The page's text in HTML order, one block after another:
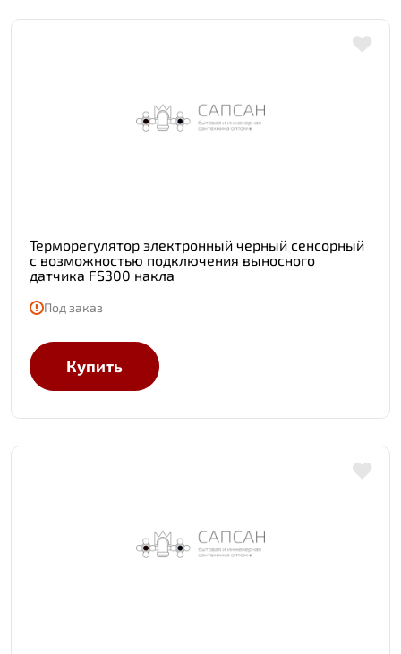
Терморегулятор электронный черный сенсорный
с возможностью подключения выносного
датчика FS300 накла
Под заказ
Купить